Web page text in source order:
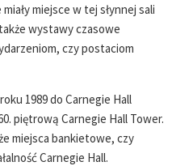
miejsce w tej słynnej sali
wystawy czasowe
czy postaciom
1989 do Carnegie Hall
piętrową Carnegie Hall Tower.
miejsca bankietowe, czy
Carnegie Hall.